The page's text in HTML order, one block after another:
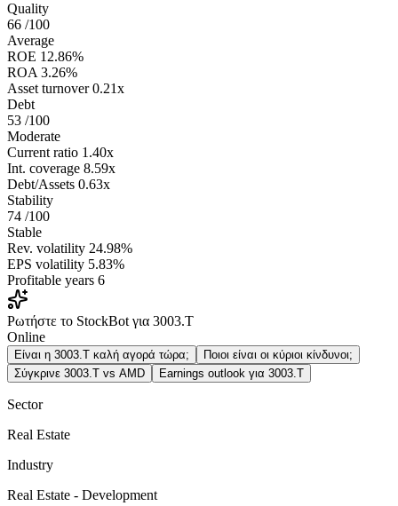
Quality
66 /100
Average
ROE 12.86%
ROA 3.26%
Asset turnover 0.21x
Debt
53 /100
Moderate
Current ratio 1.40x
Int. coverage 8.59x
Debt/Assets 0.63x
Stability
74 /100
Stable
Rev. volatility 24.98%
EPS volatility 5.83%
Profitable years 6
Ρωτήστε το StockBot για 3003.T
Online
Είναι η 3003.T καλή αγορά τώρα;
Ποιοι είναι οι κύριοι κίνδυνοι;
Σύγκρινε 3003.T vs AMD
Earnings outlook για 3003.T
Sector
Real Estate
Industry
Real Estate - Development